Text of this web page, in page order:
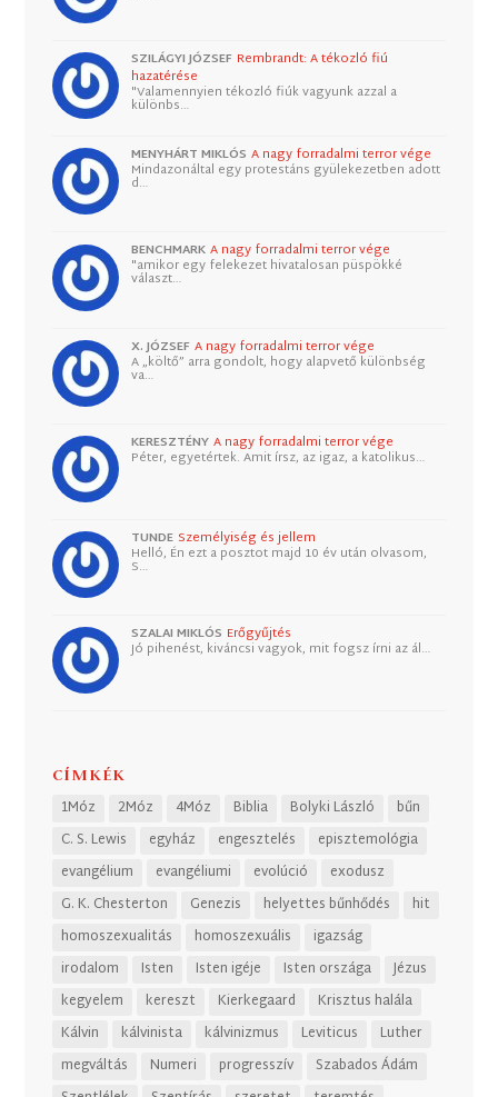
SZILÁGYI JÓZSEF Rembrandt: A tékozló fiú
hazatérése
"Valamennyien tékozló fiúk vagyunk azzal a
különbs…
MENYHÁRT MIKLÓS A nagy forradalmi terror vége
Mindazonáltal egy protestáns gyülekezetben adott
d…
BENCHMARK A nagy forradalmi terror vége
"amikor egy felekezet hivatalosan püspökké
választ…
X. JÓZSEF A nagy forradalmi terror vége
A „költő” arra gondolt, hogy alapvető különbség
va…
KERESZTÉNY A nagy forradalmi terror vége
Péter, egyetértek. Amit írsz, az igaz, a katolikus…
TUNDE Személyiség és jellem
Helló, Én ezt a posztot majd 10 év után olvasom,
S…
SZALAI MIKLÓS Erőgyűjtés
Jó pihenést, kiváncsi vagyok, mit fogsz írni az ál…
CÍMKÉK
1Móz 2Móz 4Móz Biblia Bolyki László
bűn
C. S. Lewis
egyház engesztelés
episztemológia
evangélium
evangéliumi evolúció
exodusz
G. K. Chesterton
Genezis helyettes bűnhődés
hit
homoszexualitás
homoszexuális
igazság
irodalom
Isten Isten igéje Isten országa
Jézus
kegyelem
kereszt Kierkegaard
Krisztus halála
Kálvin
kálvinista kálvinizmus Leviticus
Luther
megváltás
Numeri progresszív
Szabados Ádám